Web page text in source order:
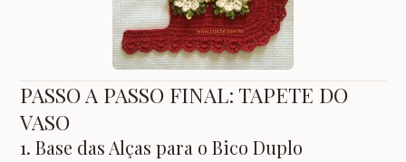
PASSO A PASSO FINAL: TAPETE DO
VASO
1. Base das Alças para o Bico Duplo